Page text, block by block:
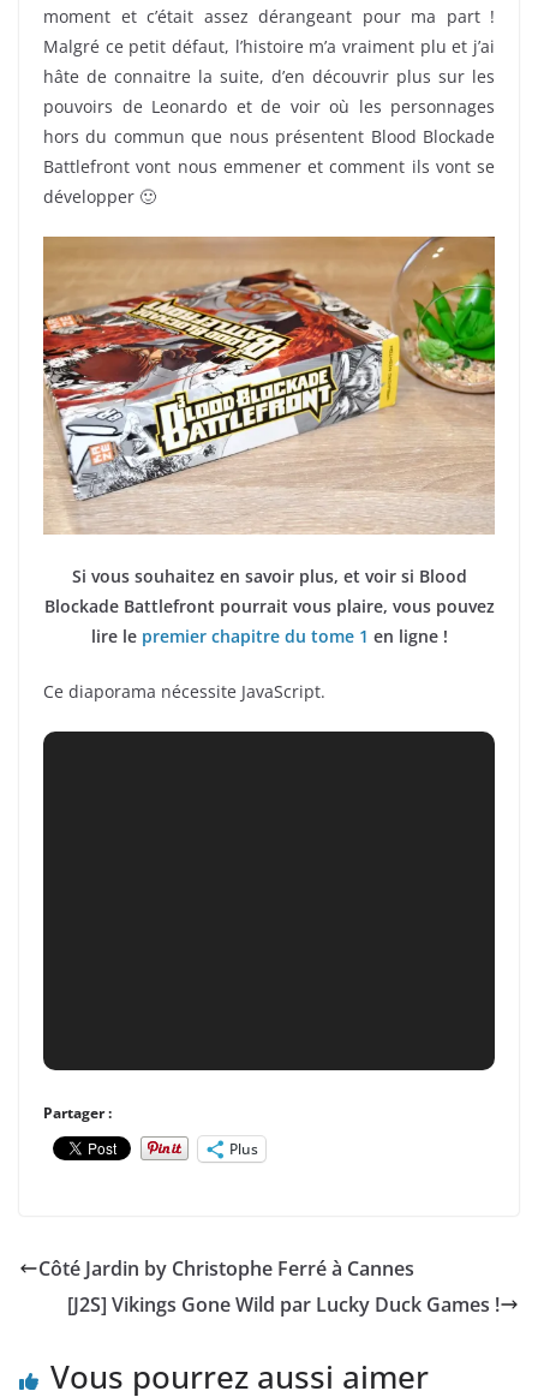
moment et c’était assez dérangeant pour ma part !
Malgré ce petit défaut, l’histoire m’a vraiment plu et j’ai
hâte de connaitre la suite, d’en découvrir plus sur les
pouvoirs de Leonardo et de voir où les personnages
hors du commun que nous présentent Blood Blockade
Battlefront vont nous emmener et comment ils vont se
développer 🙂
Si vous souhaitez en savoir plus, et voir si Blood
Blockade Battlefront pourrait vous plaire, vous pouvez
lire le premier chapitre du tome 1 en ligne !
Ce diaporama nécessite JavaScript.
Partager :
Plus
Côté Jardin by Christophe Ferré à Cannes
[J2S] Vikings Gone Wild par Lucky Duck Games !
Vous pourrez aussi aimer